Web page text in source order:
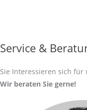
Service &
Sie Interessieren sich für
Wir beraten Sie gerne!